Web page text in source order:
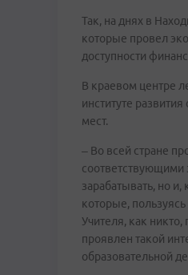
Так, на днях в
которые провел
доступности
В краевом центре
институте
мест.
– Во всей стране
соответствующими
зарабатывать, но и,
которые,
Учителя, как
проявлен такой
образовательной